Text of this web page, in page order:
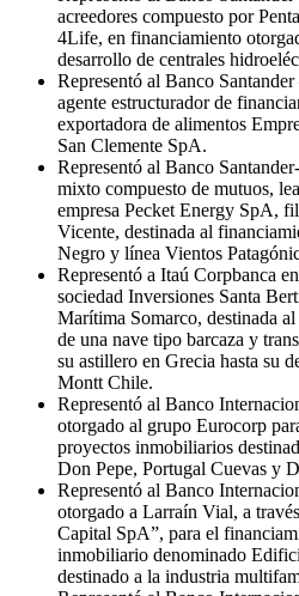
acreedores compuesto por
4Life, en financiamiento
desarrollo de centrales
Representó al Banco
agente estructurador de
exportadora de alimentos
San Clemente SpA.
Representó al Banco
mixto compuesto de mutuos,
empresa Pecket Energy SpA,
Vicente, destinada al
Negro y línea Vientos
Representó a Itaú Corpbanca
sociedad Inversiones Santa
Marítima Somarco, destinada
de una nave tipo barcaza y
su astillero en Grecia hasta su
Montt Chile.
Representó al Banco
otorgado al grupo Eurocorp
proyectos inmobiliarios
Don Pepe, Portugal Cuevas y
Representó al Banco
otorgado a Larraín Vial, a
Capital SpA”, para el
inmobiliario denominado
destinado a la industria